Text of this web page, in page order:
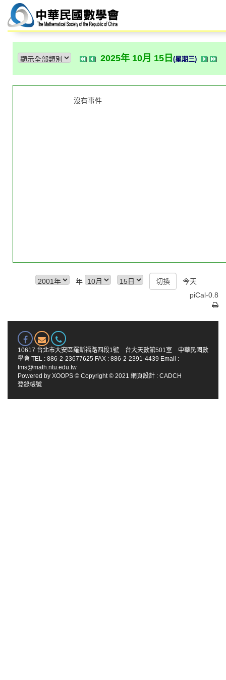
2025年 10月 15日 (星期三)
沒有事件
年
今天
piCal-0.8
10617 台北市大安區羅斯福路四段1號 台大天數館501室 中華民國數
學會 TEL : 886-2-23677625 FAX : 886-2-2391-4439 Email :
tms@math.ntu.edu.tw
Powered by XOOPS © Copyright © 2021 網頁設計 : CADCH
登錄帳號